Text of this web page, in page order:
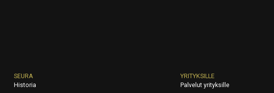
SEURA
Historia
YRITYKSILLE
Palvelut yrityksille